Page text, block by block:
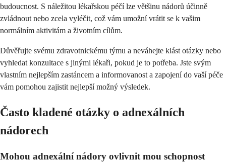
budoucnost. S náležitou lékařskou péčí lze většinu nádorů účinně
zvládnout nebo zcela vyléčit, což vám umožní vrátit se k vašim
normálním aktivitám a životním cílům.
Důvěřujte svému zdravotnickému týmu a neváhejte klást otázky nebo
vyhledat konzultace s jinými lékaři, pokud je to potřeba. Jste svým
vlastním nejlepším zastáncem a informovanost a zapojení do vaší péče
vám pomohou zajistit nejlepší možný výsledek.
Často kladené otázky o adnexálních
nádorech
Mohou adnexální nádory ovlivnit mou schopnost